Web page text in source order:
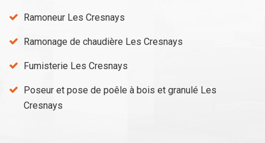
Ramoneur Les Cresnays
Ramonage de chaudière Les Cresnays
Fumisterie Les Cresnays
Poseur et pose de poêle à bois et granulé Les
Cresnays